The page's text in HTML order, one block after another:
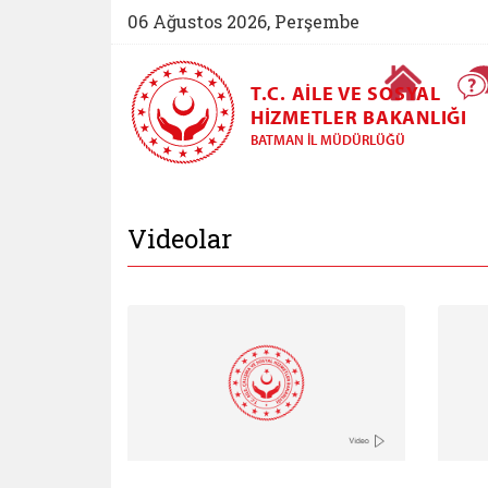
06 Ağustos 2026, Perşembe
Ana Sayfa
T.C. AILE VE SOSYAL
HIZMETLER BAKANLIĞI
BATMAN İL MÜDÜRLÜĞÜ
Batman Aile ve
Videolar